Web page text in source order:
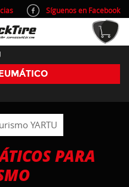
PARA
Síguenos en Facebook
info@blacktire.es
al cliente: L/V 9:00-14:00 y 15:00-19:00